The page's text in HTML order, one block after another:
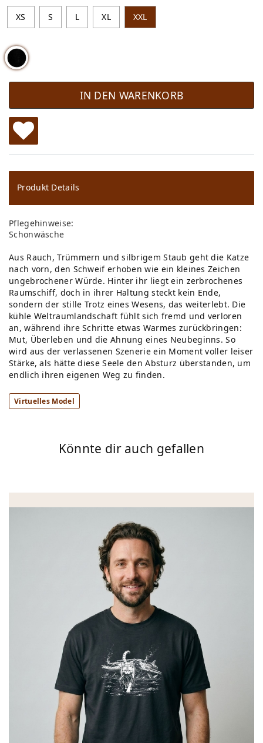
XS S L XL XXL
IN DEN WARENKORB
W
u
ns
ch
lis
te
Produkt Details
Pflegehinweise:
Schonwäsche
Aus Rauch, Trümmern und silbrigem Staub geht die Katze
nach vorn, den Schweif erhoben wie ein kleines Zeichen
ungebrochener Würde. Hinter ihr liegt ein zerbrochenes
Raumschiff, doch in ihrer Haltung steckt kein Ende,
sondern der stille Trotz eines Wesens, das weiterlebt. Die
kühle Weltraumlandschaft fühlt sich fremd und verloren
an, während ihre Schritte etwas Warmes zurückbringen:
Mut, Überleben und die Ahnung eines Neubeginns. So
wird aus der verlassenen Szenerie ein Moment voller leiser
Stärke, als hätte diese Seele den Absturz überstanden, um
endlich ihren eigenen Weg zu finden.
Virtuelles Model
Könnte dir auch gefallen